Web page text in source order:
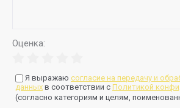
Оценка:
Я выражаю согласие на передачу и
данных в соответствии с Политикой
(согласно категориям и целям,